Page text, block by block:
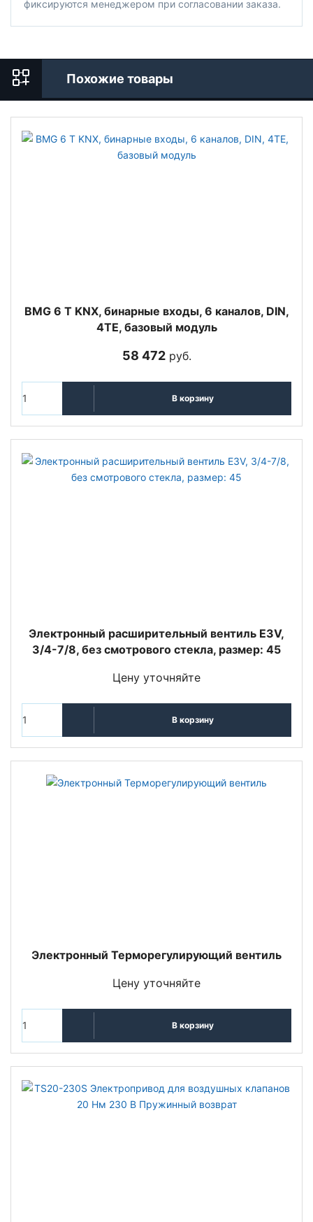
фиксируются менеджером при согласовании заказа.
Похожие товары
BMG 6 T KNX, бинарные входы, 6 каналов, DIN,
4TE, базовый модуль
58 472руб.
В корзину
Электронный расширительный вентиль E3V,
3/4-7/8, без смотрового стекла, размер: 45
Цену уточняйте
В корзину
Электронный Терморегулирующий вентиль
Цену уточняйте
В корзину